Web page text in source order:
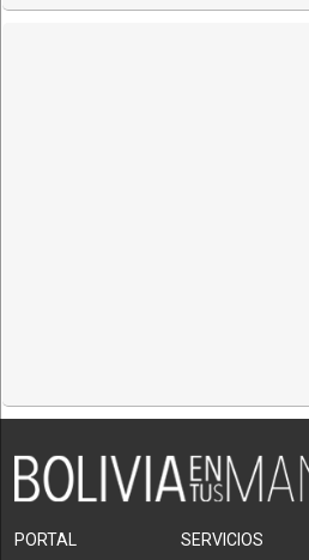
PORTAL SERVICIOS